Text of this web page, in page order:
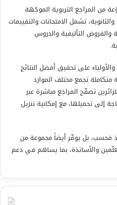
من المراجع التربوية الموجّهة
والثانوية، تشمل الامتحانات والتقييمات
والفروض التأليفية والدروس
على تحقيق أفضل النتائج
متكاملة تجمع مختلف الموارد
تصفّح المراجع مباشرة عبر
إلى تحميلها، مع إمكانية تنزيل
فحسب، بل يوفّر أيضاً مجموعة من
والأساتذة، بما يساهم في دعم